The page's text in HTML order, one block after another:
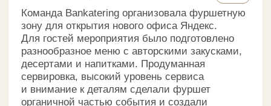
Заказать звонок
+998 (78) 113-64-04
Прием звонков:
с 10:00 до 22:00 ежедневно